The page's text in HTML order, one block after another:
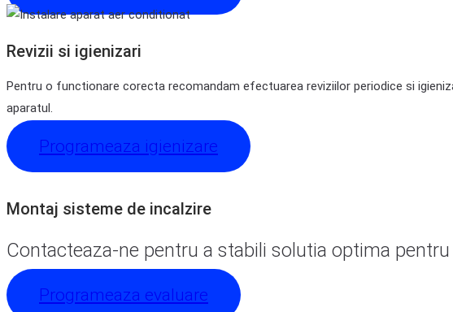
Revizii si igienizari
Pentru o functionare corecta recomandam efectuarea reviziilor periodice si
aparatul.
Programeaza igienizare
Montaj sisteme de incalzire
Contacteaza-ne pentru a stabili solutia optima
Programeaza evaluare